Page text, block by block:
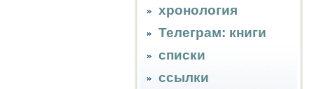
хронология
Телеграм: книги
списки
ссылки